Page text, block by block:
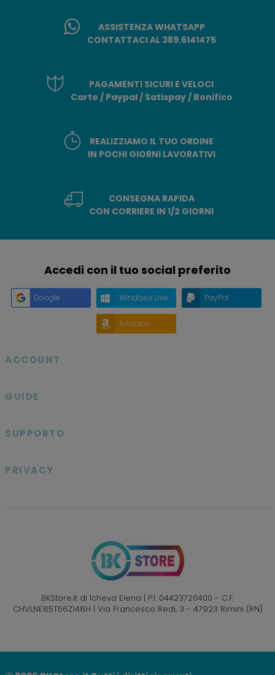
ASSISTENZA WHATSAPP
CONTATTACI AL 389.6141475
PAGAMENTI SICURI E VELOCI
Carte / Paypal / Satispay / Bonifico
REALIZZIAMO IL TUO ORDINE
IN POCHI GIORNI LAVORATIVI
CONSEGNA RAPIDA
CON CORRIERE IN 1/2 GIORNI
Accedi con il tuo social preferito
Google Windows Live PayPal
Amazon
ACCOUNT
GUIDE
SUPPORTO
PRIVACY
BKStore.it di Icheva Elena | P.I. 04423720400 - C.F.
CHVLNE85T56Z148H | Via Francesco Redi, 3 - 47923 Rimini (RN)